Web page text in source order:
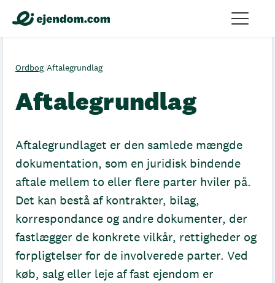
Ordbog/Aftalegrundlag
Aftalegrundlag
Aftalegrundlaget er den samlede mængde
dokumentation, som en juridisk bindende
aftale mellem to eller flere parter hviler på.
Det kan bestå af kontrakter, bilag,
korrespondance og andre dokumenter, der
fastlægger de konkrete vilkår, rettigheder og
forpligtelser for de involverede parter. Ved
køb, salg eller leje af fast ejendom er